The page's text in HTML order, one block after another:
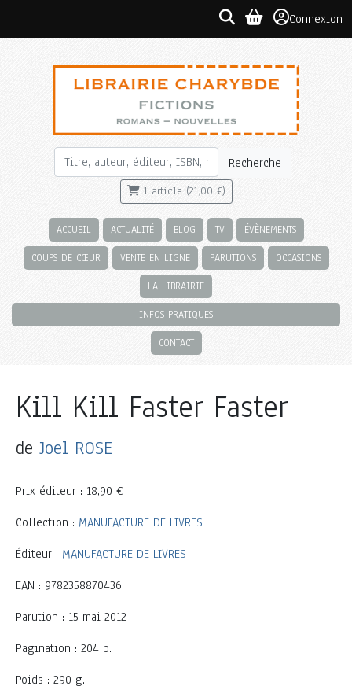
Connexion
Recherche
1 article (21,00 €)
ACCUEIL ACTUALITÉ BLOG TV ÉVÈNEMENTS
COUPS DE CŒUR VENTE EN LIGNE PARUTIONS OCCASIONS
LA LIBRAIRIE
INFOS PRATIQUES
CONTACT
Kill Kill Faster Faster
de Joel ROSE
Prix éditeur : 18,90 €
Collection : MANUFACTURE DE LIVRES
Éditeur : MANUFACTURE DE LIVRES
EAN : 9782358870436
Parution : 15 mai 2012
Pagination : 204 p.
Poids : 290 g.